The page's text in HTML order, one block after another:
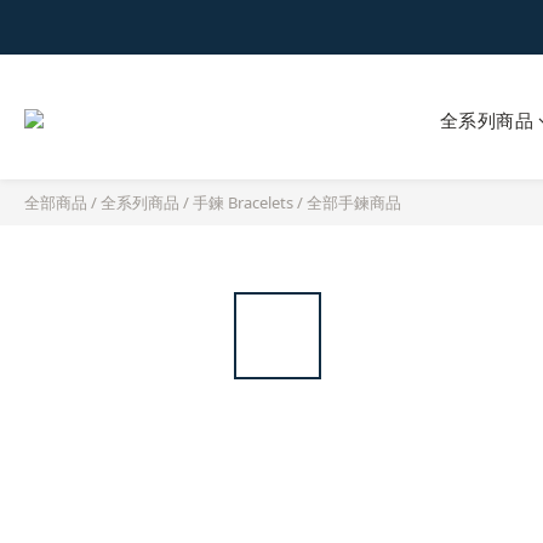
全系列商品
全部商品 /全系列商品 /手鍊 Bracelets/全部手鍊商品